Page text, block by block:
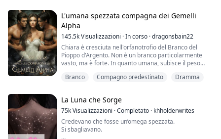
Allungò le braccia e le gettò intorno al collo dell'uomo,
succhiando avidamente le sue labbra.
Gemiti e ansimi forti risuonarono presto nella stanza.
Le loro ombre sulla parete opposta si sovrapponevano
con una passione ardente.
Poiché la luce era fioca, Charlotte non riusciva a vedere
chiaramente il volto dell'uomo. L'unica cosa che le
prese selvaggiamente fino all'alba.
L'umana spezzata compagna dei Gemelli
Alpha
145.5kVisualizzazioni ·In corso ·dragonsbain22
Chiara è cresciuta nell'orfanotrofio del Branco del
Pioppo d'Argento. Non è un branco particolarmente
vasto, ma è forte. In quanto umana, subisce il peso
"Squadra dei Graduati", come la definisce lei. Quando
dopo tutti i soprusi subiti? Accetterà il suo lupo? E
accetterà i Gemelli come suoi compagni? Oppure si
chiuderà in se stessa, lasciando che i Gemelli lottino
per raggiungerla e rimediare al passato? Leggete la
storia per scoprirlo.
Branco Compagno predestinato Dramma
La Luna che Sorge
75kVisualizzazioni ·Completato · khholderwrites
Credevano che fosse un’omega spezzata.
Si sbagliavano.